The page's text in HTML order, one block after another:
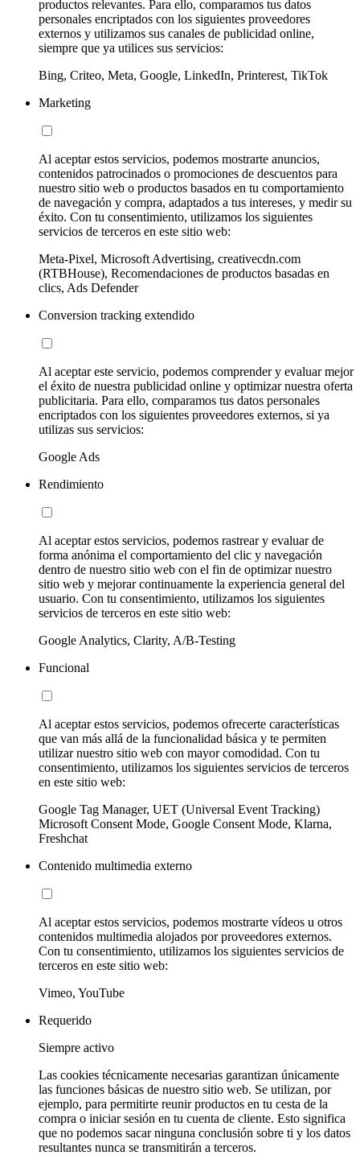
productos relevantes. Para ello, comparamos tus datos
personales encriptados con los siguientes proveedores
externos y utilizamos sus canales de publicidad online,
siempre que ya utilices sus servicios:
Bing, Criteo, Meta, Google, LinkedIn, Printerest, TikTok
Marketing
Al aceptar estos servicios, podemos mostrarte anuncios,
contenidos patrocinados o promociones de descuentos para
nuestro sitio web o productos basados en tu comportamiento
de navegación y compra, adaptados a tus intereses, y medir su
éxito. Con tu consentimiento, utilizamos los siguientes
servicios de terceros en este sitio web:
Meta-Pixel, Microsoft Advertising, creativecdn.com
(RTBHouse), Recomendaciones de productos basadas en
clics, Ads Defender
Conversion tracking extendido
Al aceptar este servicio, podemos comprender y evaluar mejor
el éxito de nuestra publicidad online y optimizar nuestra oferta
publicitaria. Para ello, comparamos tus datos personales
encriptados con los siguientes proveedores externos, si ya
utilizas sus servicios:
Google Ads
Rendimiento
Al aceptar estos servicios, podemos rastrear y evaluar de
forma anónima el comportamiento del clic y navegación
dentro de nuestro sitio web con el fin de optimizar nuestro
sitio web y mejorar continuamente la experiencia general del
usuario. Con tu consentimiento, utilizamos los siguientes
servicios de terceros en este sitio web:
Google Analytics, Clarity, A/B-Testing
Funcional
Al aceptar estos servicios, podemos ofrecerte características
que van más allá de la funcionalidad básica y te permiten
utilizar nuestro sitio web con mayor comodidad. Con tu
consentimiento, utilizamos los siguientes servicios de terceros
en este sitio web:
Google Tag Manager, UET (Universal Event Tracking)
Microsoft Consent Mode, Google Consent Mode, Klarna,
Freshchat
Contenido multimedia externo
Al aceptar estos servicios, podemos mostrarte vídeos u otros
contenidos multimedia alojados por proveedores externos.
Con tu consentimiento, utilizamos los siguientes servicios de
terceros en este sitio web:
Vimeo, YouTube
Requerido
Siempre activo
Las cookies técnicamente necesarias garantizan únicamente
las funciones básicas de nuestro sitio web. Se utilizan, por
ejemplo, para permitirte reunir productos en tu cesta de la
compra o iniciar sesión en tu cuenta de cliente. Esto significa
que no podemos sacar ninguna conclusión sobre ti y los datos
resultantes nunca se transmitirán a terceros.